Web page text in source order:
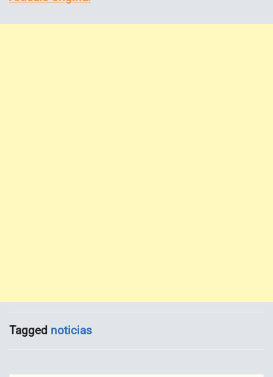
Tagged noticias